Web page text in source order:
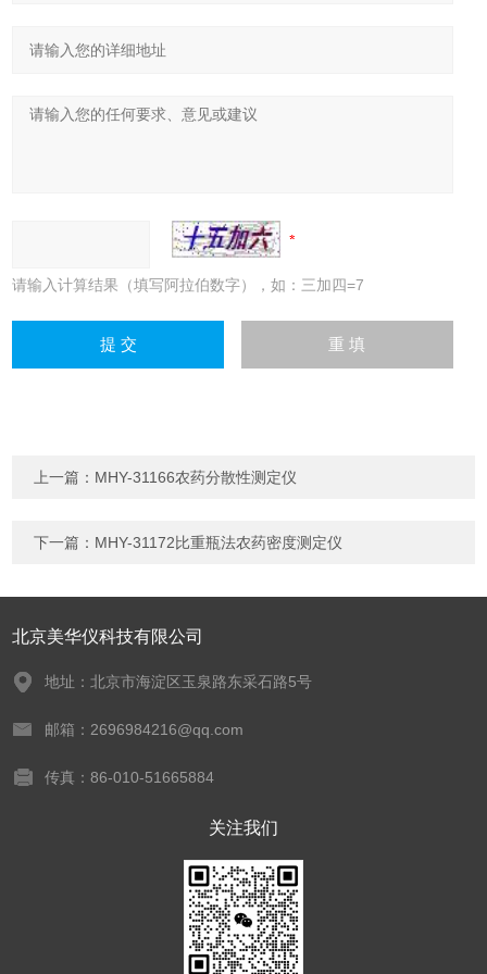
请输入计算结果（填写阿拉伯数字），如：三加四=7
上一篇： MHY-31166农药分散性测定仪
下一篇： MHY-31172比重瓶法农药密度测定仪
北京美华仪科技有限公司
地址：北京市海淀区玉泉路东采石路5号
邮箱：2696984216@qq.com
传真：86-010-51665884
关注我们